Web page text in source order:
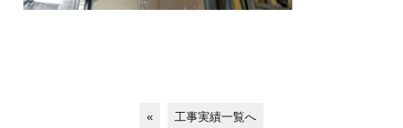
« 工事実績一覧へ